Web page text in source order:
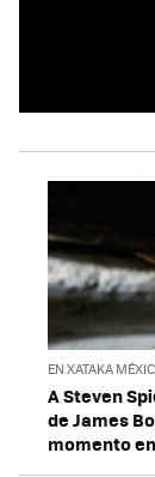
EN XATAKA
A Steven
de James
momento